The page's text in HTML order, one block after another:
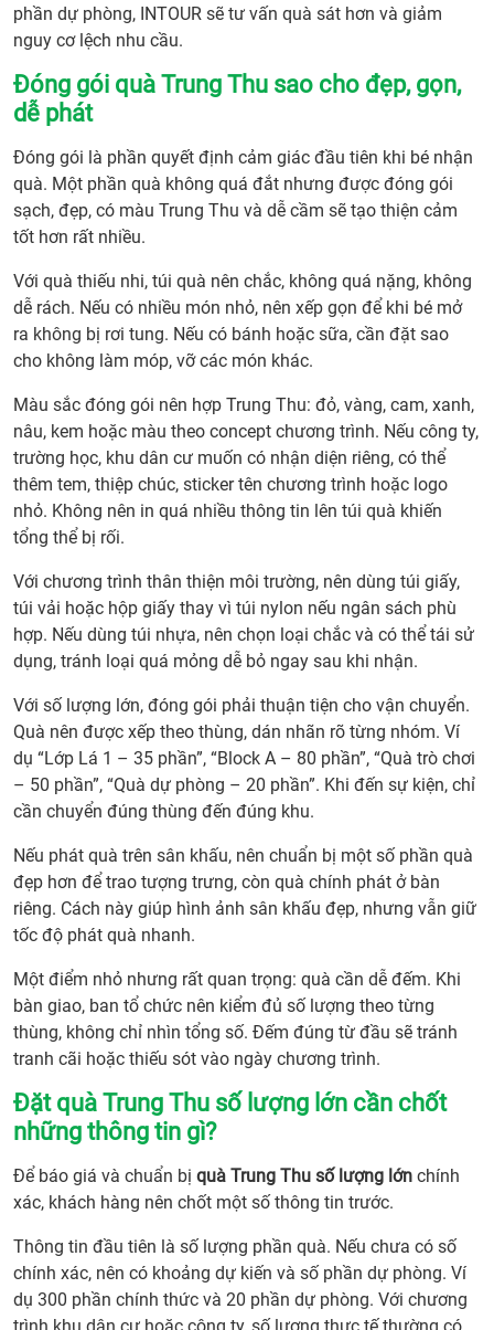
đặt
số
như
thế
hệ
số
lớn
phần dự phòng, INTOUR sẽ tư vấn quà sát hơn và giảm
nguy cơ lệch nhu cầu.
Đóng gói quà Trung Thu sao cho đẹp, gọn,
dễ phát
Đóng gói là phần quyết định cảm giác đầu tiên khi bé nhận
quà. Một phần quà không quá đắt nhưng được đóng gói
sạch, đẹp, có màu Trung Thu và dễ cầm sẽ tạo thiện cảm
tốt hơn rất nhiều.
Với quà thiếu nhi, túi quà nên chắc, không quá nặng, không
dễ rách. Nếu có nhiều món nhỏ, nên xếp gọn để khi bé mở
ra không bị rơi tung. Nếu có bánh hoặc sữa, cần đặt sao
cho không làm móp, vỡ các món khác.
Màu sắc đóng gói nên hợp Trung Thu: đỏ, vàng, cam, xanh,
nâu, kem hoặc màu theo concept chương trình. Nếu công ty,
trường học, khu dân cư muốn có nhận diện riêng, có thể
thêm tem, thiệp chúc, sticker tên chương trình hoặc logo
nhỏ. Không nên in quá nhiều thông tin lên túi quà khiến
tổng thể bị rối.
Với chương trình thân thiện môi trường, nên dùng túi giấy,
túi vải hoặc hộp giấy thay vì túi nylon nếu ngân sách phù
hợp. Nếu dùng túi nhựa, nên chọn loại chắc và có thể tái sử
dụng, tránh loại quá mỏng dễ bỏ ngay sau khi nhận.
Với số lượng lớn, đóng gói phải thuận tiện cho vận chuyển.
Quà nên được xếp theo thùng, dán nhãn rõ từng nhóm. Ví
dụ “Lớp Lá 1 – 35 phần”, “Block A – 80 phần”, “Quà trò chơi
– 50 phần”, “Quà dự phòng – 20 phần”. Khi đến sự kiện, chỉ
cần chuyển đúng thùng đến đúng khu.
Nếu phát quà trên sân khấu, nên chuẩn bị một số phần quà
đẹp hơn để trao tượng trưng, còn quà chính phát ở bàn
riêng. Cách này giúp hình ảnh sân khấu đẹp, nhưng vẫn giữ
tốc độ phát quà nhanh.
Một điểm nhỏ nhưng rất quan trọng: quà cần dễ đếm. Khi
bàn giao, ban tổ chức nên kiểm đủ số lượng theo từng
thùng, không chỉ nhìn tổng số. Đếm đúng từ đầu sẽ tránh
tranh cãi hoặc thiếu sót vào ngày chương trình.
Đặt quà Trung Thu số lượng lớn cần chốt
những thông tin gì?
Để báo giá và chuẩn bị quà Trung Thu số lượng lớn chính
xác, khách hàng nên chốt một số thông tin trước.
Thông tin đầu tiên là số lượng phần quà. Nếu chưa có số
chính xác, nên có khoảng dự kiến và số phần dự phòng. Ví
dụ 300 phần chính thức và 20 phần dự phòng. Với chương